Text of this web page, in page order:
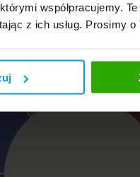
współpracujemy.
z ich usług. Prosimy o